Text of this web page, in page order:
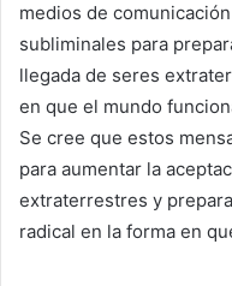
medios de
subliminales para
llegada de seres
en que el mundo
Se cree que estos
para aumentar la
extraterrestres y
radical en la forma en